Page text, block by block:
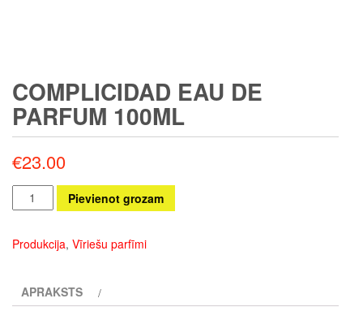
COMPLICIDAD EAU DE
PARFUM 100ML
€23.00
Complicidad
Eau
daudzums
Pievienot grozam
Produkcija, Vīriešu parfīmi
APRAKSTS